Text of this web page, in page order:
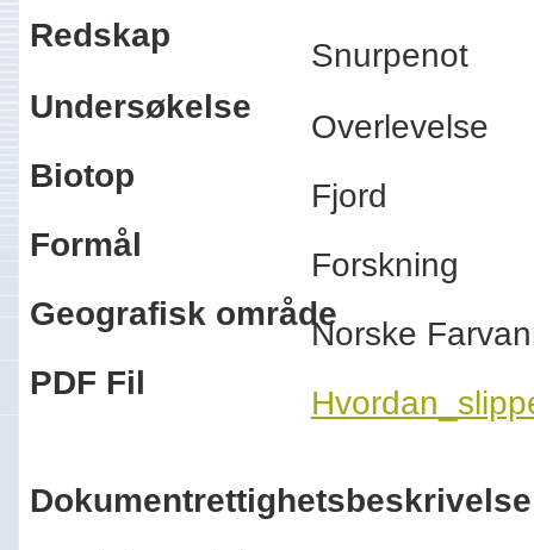
Redskap
Snurpenot
Undersøkelse
Overlevelse
Biotop
Fjord
Formål
Forskning
Geografisk område
Norske
PDF Fil
Dokumentrettighetsbeskrivelse